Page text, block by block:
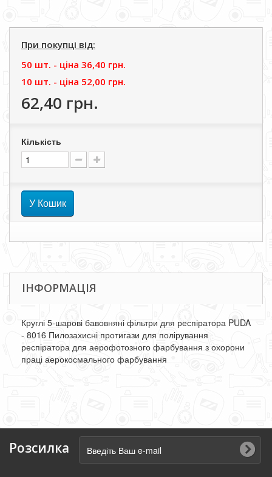
При покупці від:
50 шт. - цiна 36,40 грн.
10 шт. - цiна 52,00 грн.
62,40 грн.
Кількість
У Кошик
ІНФОРМАЦІЯ
Круглі 5-шарові бавовняні фільтри для респіратора PUDA
- 8016 Пилозахисні протигази для полірування
респіратора для аерофотозного фарбування з охорони
праці аерокосмального фарбування
Розсилка